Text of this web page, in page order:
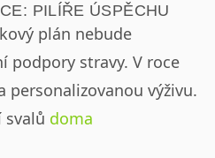
PILÍŘE ÚSPĚCHU
plán nebude
podpory stravy. V roce
personalizovanou výživu.
svalů doma